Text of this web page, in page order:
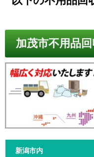
加茂市不用品
新潟市内